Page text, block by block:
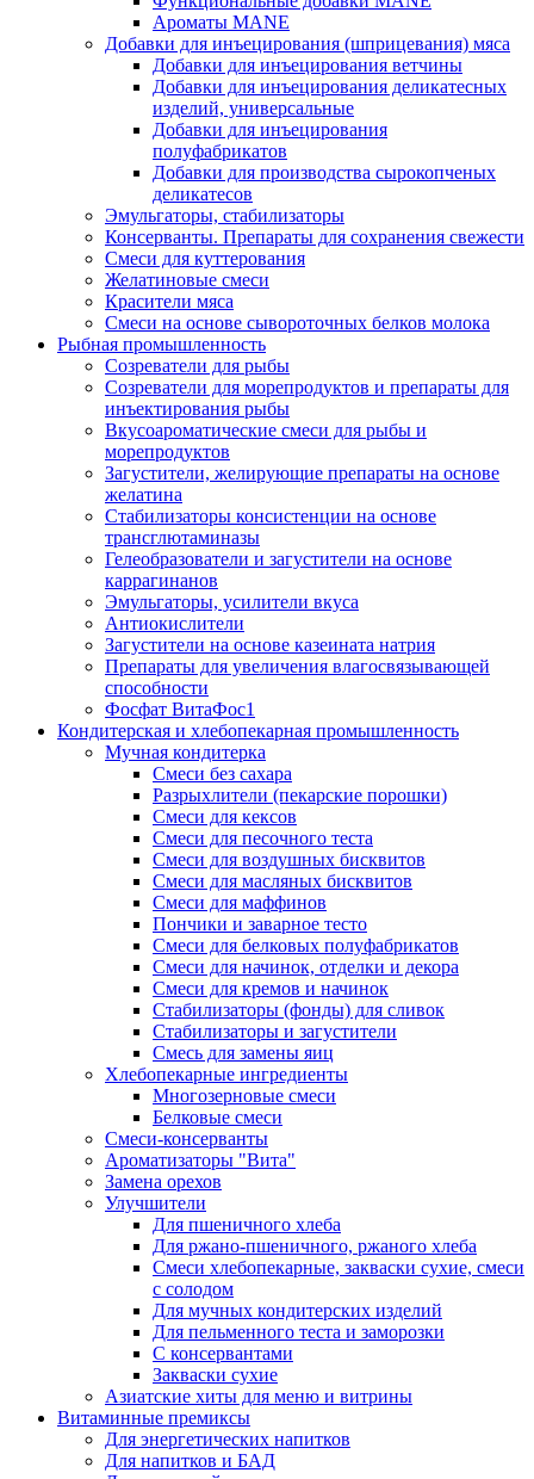
Ароматы MANE
Добавки для инъецирования (шприцевания) мяса
Добавки для инъецирования ветчины
Добавки для инъецирования деликатесных
изделий, универсальные
Добавки для инъецирования
полуфабрикатов
Добавки для производства сырокопченых
деликатесов
Эмульгаторы, стабилизаторы
Консерванты. Препараты для сохранения свежести
Смеси для куттерования
Желатиновые смеси
Красители мяса
Смеси на основе сывороточных белков молока
Рыбная промышленность
Созреватели для рыбы
Созреватели для морепродуктов и препараты для
инъектирования рыбы
Вкусоароматические смеси для рыбы и
морепродуктов
Загустители, желирующие препараты на основе
желатина
Стабилизаторы консистенции на основе
трансглютаминазы
Гелеобразователи и загустители на основе
каррагинанов
Эмульгаторы, усилители вкуса
Антиокислители
Загустители на основе казеината натрия
Препараты для увеличения влагосвязывающей
способности
Фосфат ВитаФос1
Кондитерская и хлебопекарная промышленность
Мучная кондитерка
Смеси без сахара
Разрыхлители (пекарские порошки)
Смеси для кексов
Смеси для песочного теста
Смеси для воздушных бисквитов
Смеси для масляных бисквитов
Смеси для маффинов
Пончики и заварное тесто
Cмеси для белковых полуфабрикатов
Смеси для начинок, отделки и декора
Смеси для кремов и начинок
Стабилизаторы (фонды) для сливок
Стабилизаторы и загустители
Смесь для замены яиц
Хлебопекарные ингредиенты
Многозерновые смеси
Белковые смеси
Смеси-консерванты
Ароматизаторы "Вита"
Замена орехов
Улучшители
Для пшеничного хлеба
Для ржано-пшеничного, ржаного хлеба
Смеси хлебопекарные, закваски сухие, смеси
с солодом
Для мучных кондитерских изделий
Для пельменного теста и заморозки
С консервантами
Закваски сухие
Азиатские хиты для меню и витрины
Витаминные премиксы
Для энергетических напитков
Для напитков и БАД